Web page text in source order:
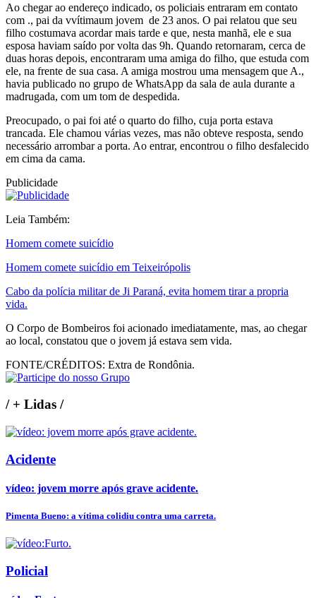
Ao chegar ao endereço indicado, os policiais entraram em contato
com ., pai da vvítimaum jovem de 23 anos. O pai relatou que seu
filho costumava acordar mais tarde e que, nesta manhã, ele e sua
esposa haviam saído por volta das 9h. Quando retornaram, cerca de
duas horas depois, encontraram uma amiga do filho, que estuda com
ele, na frente de sua casa. A amiga mostrou uma mensagem que A.,
havia publicado no grupo de WhatsApp da sala de aula durante a
madrugada, com um tom de despedida.
Preocupado, o pai foi até o quarto do filho, cuja porta estava
trancada. Ele chamou várias vezes, mas não obteve resposta, sendo
necessário arrombar a porta. Ao entrar, encontrou o filho desfalecido
em cima da cama.
Publicidade
Leia Também:
Homem comete suicídio
Homem comete suicídio em Teixeirópolis
Cabo da polícia militar de Ji Paraná, evita homem tirar a propria
vida.
O Corpo de Bombeiros foi acionado imediatamente, mas, ao chegar
ao local, constatou que o jovem já estava sem vida.
FONTE/CRÉDITOS: Extra de Rondônia.
/+ Lidas /
Acidente
vídeo: jovem morre após grave acidente.
Pimenta Bueno: a vítima colidiu contra uma carreta.
Policial